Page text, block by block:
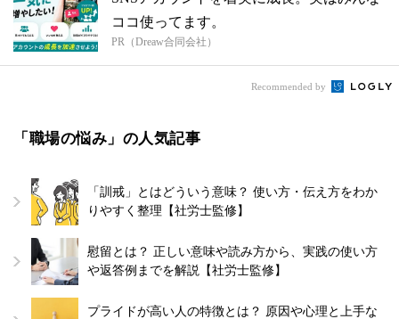
ココ使ってます。
PR（Dreaw合同会社）
Recommended by
「職場の悩み」の人気記事
「訓戒」とはどういう意味？ 使い方・伝え方をわか
りやすく整理【社労士監修】
慰留とは？ 正しい意味や読み方から、実践の使い方
や返答例までを解説【社労士監修】
プライドが高い人の特徴とは？ 原因や心理と上手な